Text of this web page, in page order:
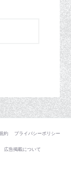
約 プライバシーポリシー
広告掲載について